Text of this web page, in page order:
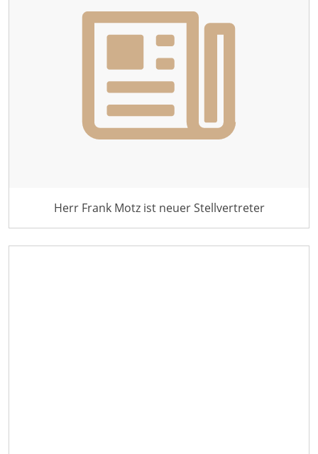
Herr Frank Motz ist neuer Stellvertreter